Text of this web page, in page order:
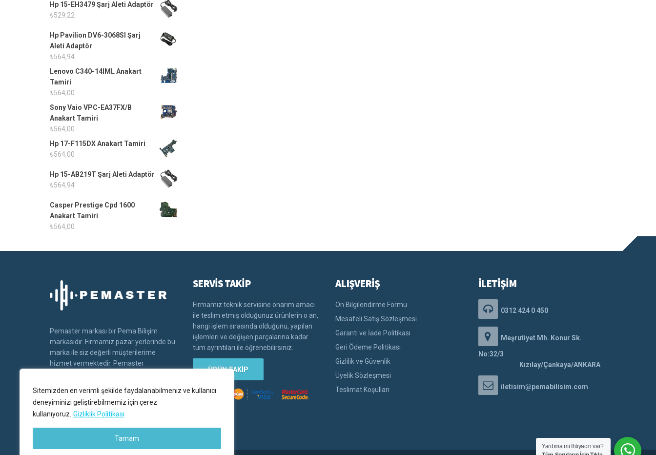
Sitemizden en verimli şekilde faydalanabilmeniz ve kullanıcı
deneyiminizi geliştirebilmemiz için çerez
kullanıyoruz. Gizliklik Politikası
Tamam
Hp 15-EH3479 Şarj Aleti Adaptör
₺529,22
Hp Pavilion DV6-3068SI Şarj
Aleti Adaptör
₺564,94
Lenovo C340-14IML Anakart
Tamiri
₺564,00
Sony Vaio VPC-EA37FX/B
Anakart Tamiri
₺564,00
Hp 17-F115DX Anakart Tamiri
₺564,00
Hp 15-AB219T Şarj Aleti Adaptör
₺564,94
Casper Prestige Cpd 1600
Anakart Tamiri
₺564,00
Pemaster markası bir Pema Bilişim
markasıdır. Firmamız pazar yerlerinde bu
marka ile siz değerli müşterilerime
hizmet vermektedir. Pemaster
SERVİS TAKİP
Firmamız teknik servisine onarım amacı
ile teslim etmiş olduğunuz ürünlerin o an,
hangi işlem sırasında olduğunu, yapılan
işlemleri ve değişen parçalarına kadar
tüm ayrıntıları ile öğrenebilirsiniz.
ÜRÜN TAKİP
ALIŞVERİŞ
Ön Bilgilendirme Formu
Mesafeli Satış Sözleşmesi
Garanti ve İade Politikası
Geri Ödeme Politikası
Gizlilik ve Güvenlik
Üyelik Sözleşmesi
Teslimat Koşulları
İLETİŞİM
0312 424 0 450
Meşrutiyet Mh. Konur Sk.
No:32/3
Kızılay/Çankaya/ANKARA
iletisim@pemabilisim.com
Yardıma mı İhtiyacın var?